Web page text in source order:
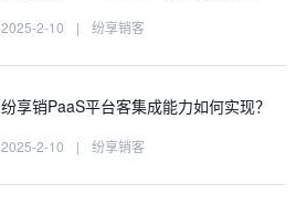
2025-2-10 | 纷享销客
纷享销PaaS平台客集成能力如何实现？
2025-2-10 | 纷享销客